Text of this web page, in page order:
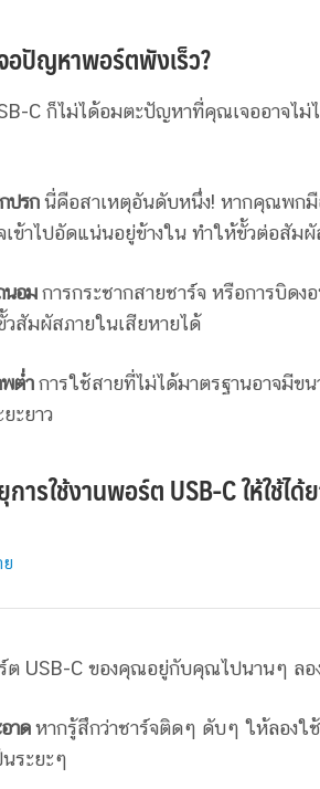
อปัญหาพอร์ตพังเร็ว?
C ก็ไม่ได้อมตะปัญหาที่คุณเจออาจไม่
ปรกนี่คือสาเหตุอันดับหนึ่ง! หากคุณพกมื
เข้าไปอัดแน่นอยู่ข้างใน ทำให้ขั้วต่อสัม
นอมการกระชากสายชาร์จ หรือการบิดง
วสัมผัสภายในเสียหายได้
ต่ำการใช้สายที่ไม่ได้มาตรฐานอาจมีข
ะยาว
ารใช้งานพอร์ต USB-C ให้ใช้ได้
USB-C ของคุณอยู่กับคุณไปนานๆ ลอ
าดหากรู้สึกว่าชาร์จติดๆ ดับๆ ให้ลองใ
ระยะๆ